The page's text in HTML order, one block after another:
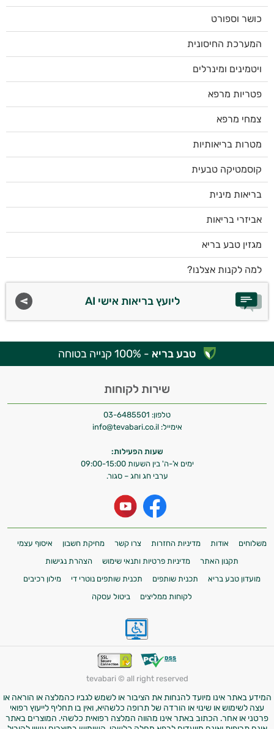
כושר וספורט
המערכת החיסונית
ויטמינים ומינרלים
פטריות מרפא
צמחי מרפא
מטרות בריאותיות
קוסמטיקה טבעית
בריאות מינית
אביזרי בריאות
מגזין טבע בריא
למה לקנות אצלנו?
ליועץ בריאות אישי AI
טבע בריא - 100% קנייה בטוחה
שירות לקוחות
טלפון: 03-6485501
אימייל: info@tevabari.co.il
שעות הפעילות:
ימים א'-ה' בין השעות 09:00-15:00
ערבי חג וחג – סגור.
משלוחים אודות מדיניות החזרות צרו קשר מחיקת חשבון
איסוף עצמי
תקנון האתר
מדיניות פרטיות ותנאי שימוש
הצהרת נגישות
מועדון טבע בריא
תכנית שותפים תכנית שותפים נוטרי די
מילון רכיבים
לקוחות ממליצים
ביטול עסקה
tevabari © all right reserved
המידע באתר אינו מיועד להנחות את הציבור או לשמש לגביו כהמלצה או הוראה או
עצה לשימוש או שינוי או הורדה של תרופה כלשהיא, ואין בו תחליף לייעוץ רפואי
פרטני או אחר. הכתוב באתר אינו מהווה המלצה רפואית כלשהי. המוצרים באתר